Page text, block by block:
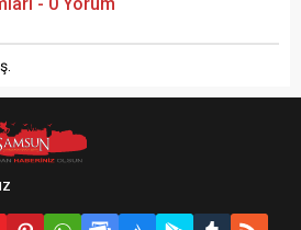
arkadaşının evine giden (24)
arkadaşının annesi...